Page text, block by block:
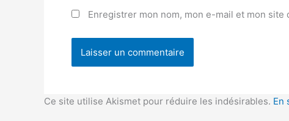
Enregistrer mon nom, mon e-mail et mon
Ce site utilise Akismet pour réduire les indésirables. En